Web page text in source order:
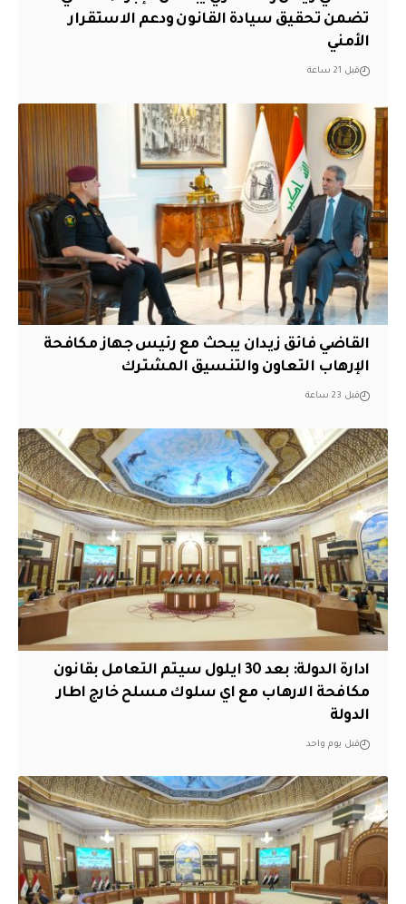
تضمن تحقيق سيادة القانون ودعم الاستقرار
الأمني
قبل 21 ساعة
القاضي فائق زيدان يبحث مع رئيس جهاز مكافحة
الإرهاب التعاون والتنسيق المشترك
قبل 23 ساعة
ادارة الدولة: بعد 30 ايلول سيتم التعامل بقانون
مكافحة الارهاب مع اي سلوك مسلح خارج اطار
الدولة
قبل يوم واحد